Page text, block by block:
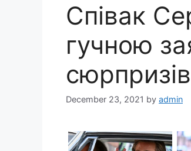
Співак
гучною
сюрпризів
December 23, 2021 by admin